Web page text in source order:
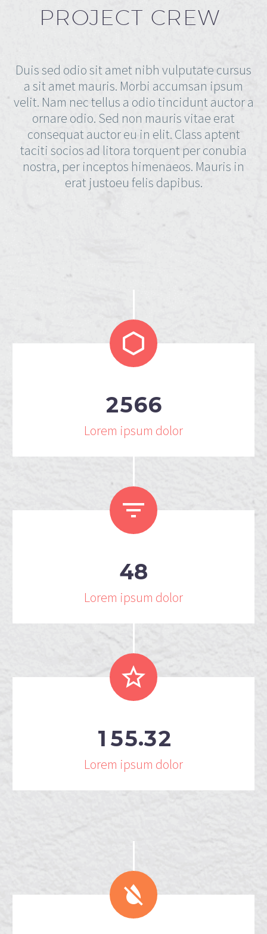
PROJECT CREW
Duis sed odio sit amet nibh vulputate cursus
a sit amet mauris. Morbi accumsan ipsum
velit. Nam nec tellus a odio tincidunt auctor a
ornare odio. Sed non mauris vitae erat
consequat auctor eu in elit. Class aptent
taciti socios ad litora torquent per conubia
nostra, per inceptos himenaeos. Mauris in
erat justoeu felis dapibus.


2566
Lorem ipsum dolor


48
Lorem ipsum dolor


1 55.32
Lorem ipsum dolor

